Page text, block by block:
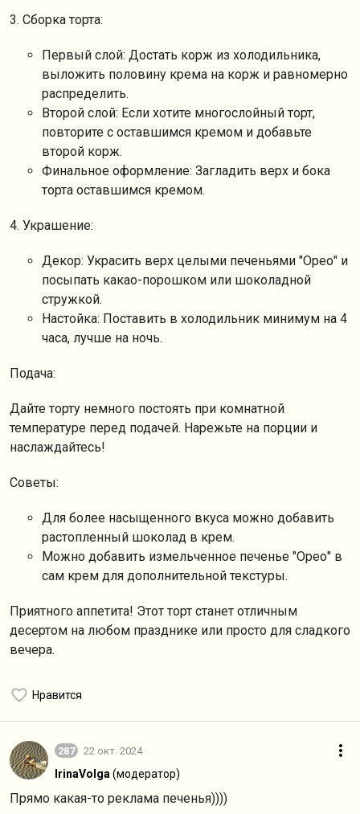
3. Сборка торта:
Первый слой: Достать корж из холодильника,
выложить половину крема на корж и равномерно
распределить.
Второй слой: Если хотите многослойный торт,
повторите с оставшимся кремом и добавьте
второй корж.
Финальное оформление: Загладить верх и бока
торта оставшимся кремом.
4. Украшение:
Декор: Украсить верх целыми печеньями "Орео" и
посыпать какао-порошком или шоколадной
стружкой.
Настойка: Поставить в холодильник минимум на 4
часа, лучше на ночь.
Подача:
Дайте торту немного постоять при комнатной
температуре перед подачей. Нарежьте на порции и
наслаждайтесь!
Советы:
Для более насыщенного вкуса можно добавить
растопленный шоколад в крем.
Можно добавить измельченное печенье "Орео" в
сам крем для дополнительной текстуры.
Приятного аппетита! Этот торт станет отличным
десертом на любом празднике или просто для сладкого
вечера.
Нравится
287 22 окт. 2024
IrinaVolga (модератор)
Прямо какая-то реклама печенья))))